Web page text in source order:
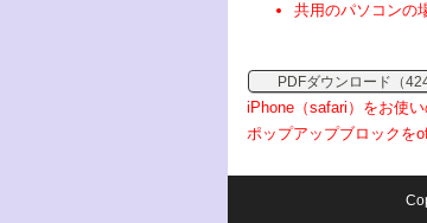
共用のパソコンの
PDFダウンロード（
iPhone（safari）をお使
ポップアップブロックを